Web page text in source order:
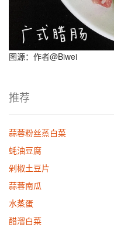
图源：作者@Biwei
推荐
蒜蓉粉丝蒸白菜
蚝油豆腐
剁椒土豆片
蒜蓉南瓜
水蒸蛋
醋溜白菜